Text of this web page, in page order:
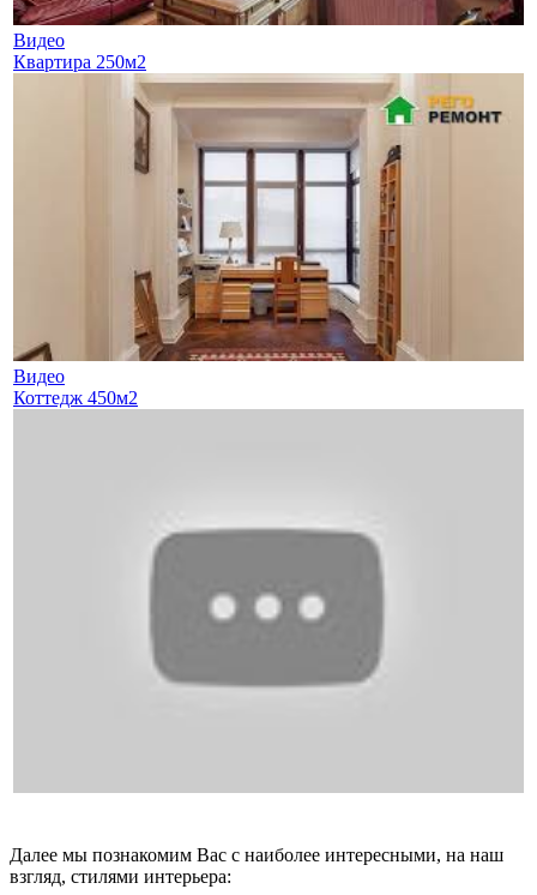
Видео
Квартира 250м2
Видео
Коттедж 450м2
Далее мы познакомим Вас с наиболее интересными, на наш
взгляд, стилями интерьера: